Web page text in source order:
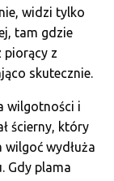
widzi tylko
tam gdzie
piorący z
skutecznie.
wilgotności i
ścierny, który
wilgoć wydłuża
Gdy plama